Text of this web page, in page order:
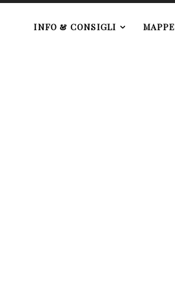
INFO & CONSIGLI MAPPE